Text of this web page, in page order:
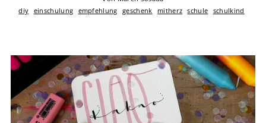
diy einschulung empfehlung geschenk mitherz schule schulkind